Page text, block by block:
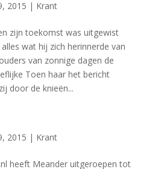
2015 | Krant
zijn toekomst was uitgewist
wat hij zich herinnerde van
van zonnige dagen de
Toen haar het bericht
door de knieën...
2015 | Krant
heeft Meander uitgeroepen tot